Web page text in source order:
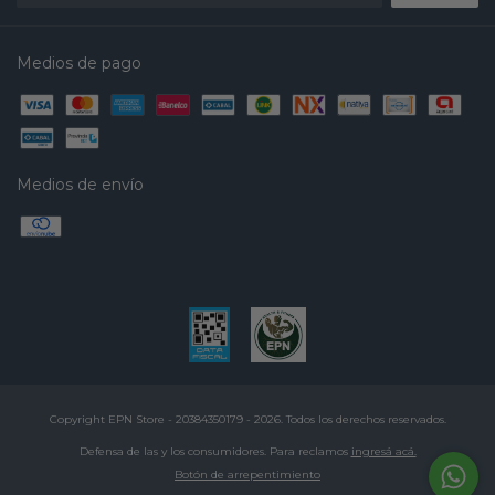
Medios de pago
Medios de envío
Copyright EPN Store - 20384350179 - 2026. Todos los derechos reservados.
Defensa de las y los consumidores. Para reclamos ingresá acá.
Botón de arrepentimiento